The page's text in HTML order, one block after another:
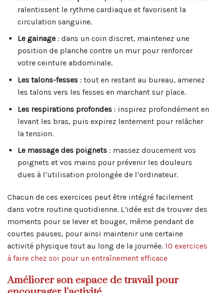
ralentissent le rythme cardiaque et favorisent la
circulation sanguine.
Le gainage: dans un coin discret, maintenez une
position de planche contre un mur pour renforcer
votre ceinture abdominale.
Les talons-fesses: tout en restant au bureau, amenez
les talons vers les fesses en marchant sur place.
Les respirations profondes: inspirez profondément en
levant les bras, puis expirez lentement pour relâcher
la tension.
Le massage des poignets: massez doucement vos
poignets et vos mains pour prévenir les douleurs
dues à l’utilisation prolongée de l’ordinateur.
Chacun de ces exercices peut être intégré facilement
dans votre routine quotidienne. L’idée est de trouver des
moments pour se lever et bouger, même pendant de
courtes pauses, pour ainsi maintenir une certaine
activité physique tout au long de la journée. 10 exercices
à faire chez soi pour un entraînement efficace
Améliorer son espace de travail pour